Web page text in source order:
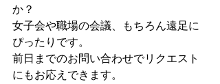
か？
女子会や職場の会議、もちろん遠足に
ぴったりです。
前日までのお問い合わせでリクエスト
にもお応えできます。